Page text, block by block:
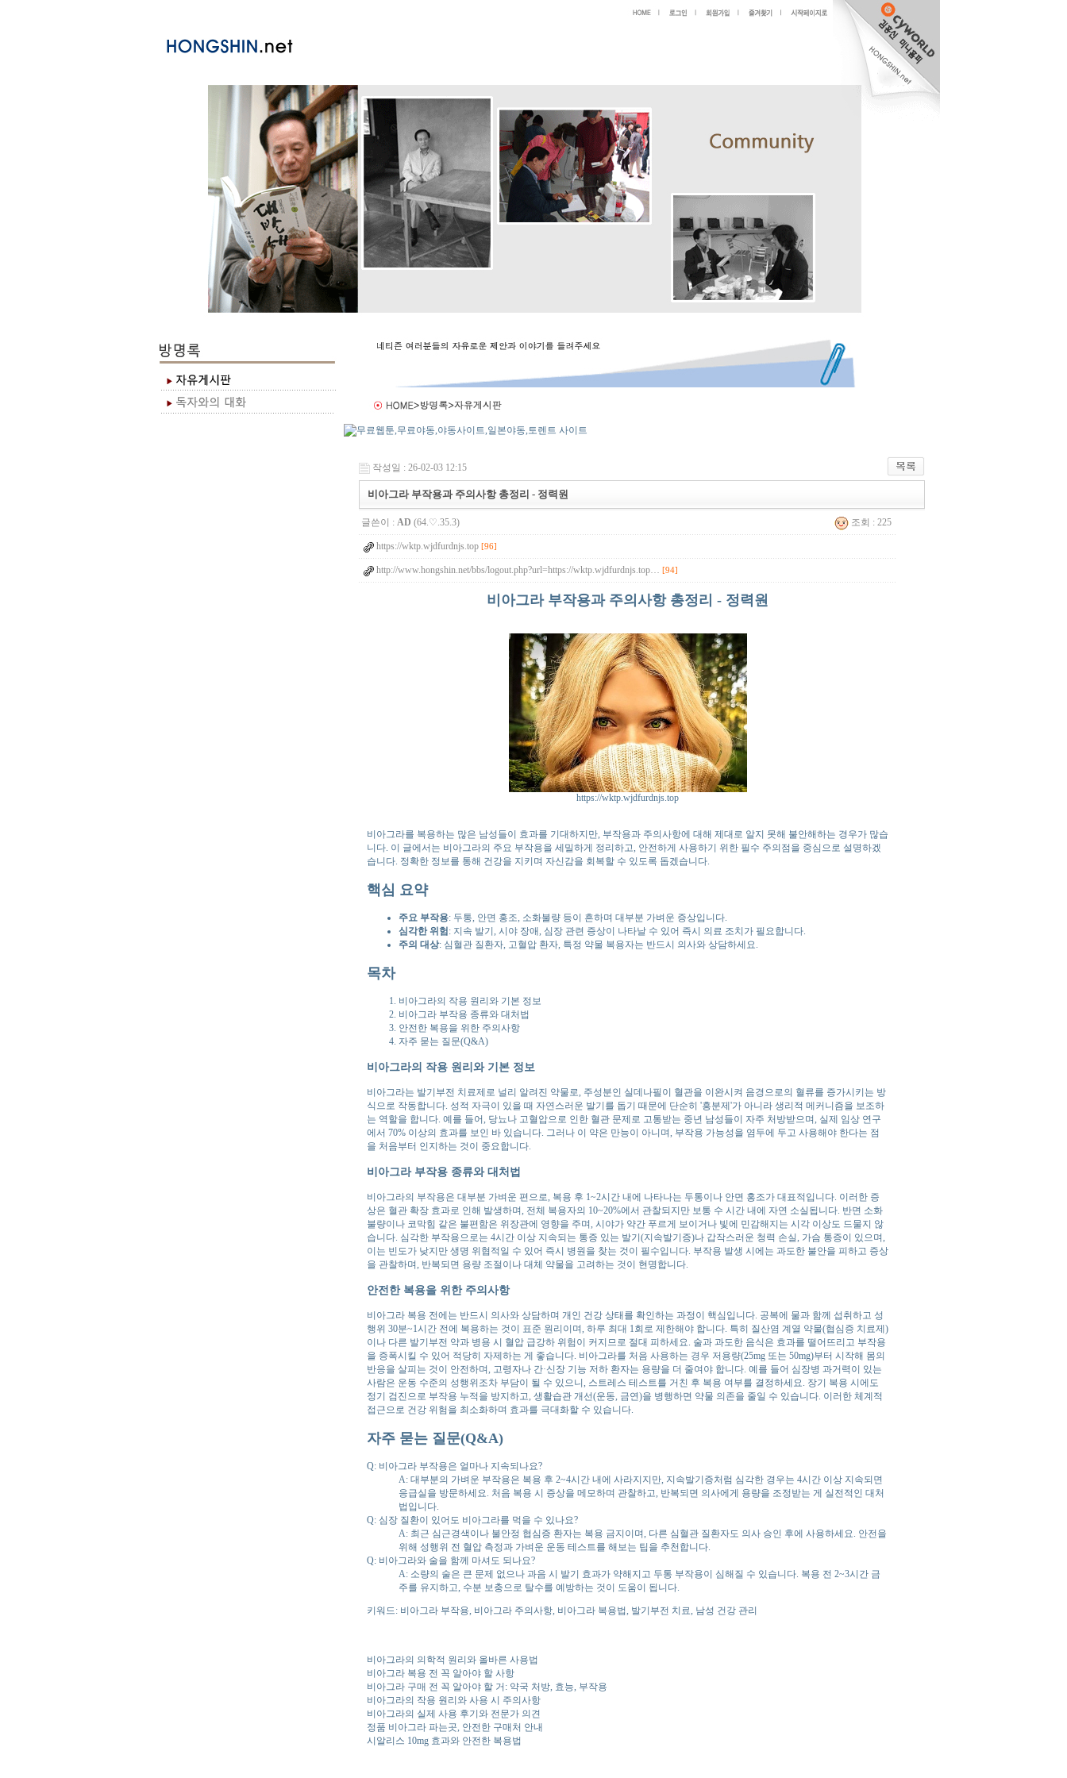
작성일 : 26-02-03 12:15
비아그라 부작용과 주의사항 총정리 - 정력원
글쓴이 : AD (64.♡.35.3) 조회 : 225
https://wktp.wjdfurdnjs.top [96]
http://www.hongshin.net/bbs/logout.php?url=https://wktp.wjdfurdnjs.top… [94]
비아그라 부작용과 주의사항 총정리 - 정력원
https://wktp.wjdfurdnjs.top
비아그라를 복용하는 많은 남성들이 효과를 기대하지만, 부작용과 주의사항에 대해 제대로 알지 못해 불안해하는 경우가 많습
니다. 이 글에서는 비아그라의 주요 부작용을 세밀하게 정리하고, 안전하게 사용하기 위한 필수 주의점을 중심으로 설명하겠
습니다. 정확한 정보를 통해 건강을 지키며 자신감을 회복할 수 있도록 돕겠습니다.
핵심 요약
주요 부작용: 두통, 안면 홍조, 소화불량 등이 흔하며 대부분 가벼운 증상입니다.
심각한 위험: 지속 발기, 시야 장애, 심장 관련 증상이 나타날 수 있어 즉시 의료 조치가 필요합니다.
주의 대상: 심혈관 질환자, 고혈압 환자, 특정 약물 복용자는 반드시 의사와 상담하세요.
목차
비아그라의 작용 원리와 기본 정보
비아그라 부작용 종류와 대처법
안전한 복용을 위한 주의사항
자주 묻는 질문(Q&A)
비아그라의 작용 원리와 기본 정보
비아그라는 발기부전 치료제로 널리 알려진 약물로, 주성분인 실데나필이 혈관을 이완시켜 음경으로의 혈류를 증가시키는 방
식으로 작동합니다. 성적 자극이 있을 때 자연스러운 발기를 돕기 때문에 단순히 '흥분제'가 아니라 생리적 메커니즘을 보조하
는 역할을 합니다. 예를 들어, 당뇨나 고혈압으로 인한 혈관 문제로 고통받는 중년 남성들이 자주 처방받으며, 실제 임상 연구
에서 70% 이상의 효과를 보인 바 있습니다. 그러나 이 약은 만능이 아니며, 부작용 가능성을 염두에 두고 사용해야 한다는 점
을 처음부터 인지하는 것이 중요합니다.
비아그라 부작용 종류와 대처법
비아그라의 부작용은 대부분 가벼운 편으로, 복용 후 1~2시간 내에 나타나는 두통이나 안면 홍조가 대표적입니다. 이러한 증
상은 혈관 확장 효과로 인해 발생하며, 전체 복용자의 10~20%에서 관찰되지만 보통 수 시간 내에 자연 소실됩니다. 반면 소화
불량이나 코막힘 같은 불편함은 위장관에 영향을 주며, 시야가 약간 푸르게 보이거나 빛에 민감해지는 시각 이상도 드물지 않
습니다. 심각한 부작용으로는 4시간 이상 지속되는 통증 있는 발기(지속발기증)나 갑작스러운 청력 손실, 가슴 통증이 있으며,
이는 빈도가 낮지만 생명 위협적일 수 있어 즉시 병원을 찾는 것이 필수입니다. 부작용 발생 시에는 과도한 불안을 피하고 증상
을 관찰하며, 반복되면 용량 조절이나 대체 약물을 고려하는 것이 현명합니다.
안전한 복용을 위한 주의사항
비아그라 복용 전에는 반드시 의사와 상담하며 개인 건강 상태를 확인하는 과정이 핵심입니다. 공복에 물과 함께 섭취하고 성
행위 30분~1시간 전에 복용하는 것이 표준 원리이며, 하루 최대 1회로 제한해야 합니다. 특히 질산염 계열 약물(협심증 치료제)
이나 다른 발기부전 약과 병용 시 혈압 급강하 위험이 커지므로 절대 피하세요. 술과 과도한 음식은 효과를 떨어뜨리고 부작용
을 증폭시킬 수 있어 적당히 자제하는 게 좋습니다. 비아그라를 처음 사용하는 경우 저용량(25mg 또는 50mg)부터 시작해 몸의
반응을 살피는 것이 안전하며, 고령자나 간·신장 기능 저하 환자는 용량을 더 줄여야 합니다. 예를 들어 심장병 과거력이 있는
사람은 운동 수준의 성행위조차 부담이 될 수 있으니, 스트레스 테스트를 거친 후 복용 여부를 결정하세요. 장기 복용 시에도
정기 검진으로 부작용 누적을 방지하고, 생활습관 개선(운동, 금연)을 병행하면 약물 의존을 줄일 수 있습니다. 이러한 체계적
접근으로 건강 위험을 최소화하며 효과를 극대화할 수 있습니다.
자주 묻는 질문(Q&A)
Q: 비아그라 부작용은 얼마나 지속되나요?
A: 대부분의 가벼운 부작용은 복용 후 2~4시간 내에 사라지지만, 지속발기증처럼 심각한 경우는 4시간 이상 지속되면
응급실을 방문하세요. 처음 복용 시 증상을 메모하며 관찰하고, 반복되면 의사에게 용량을 조정받는 게 실전적인 대처
법입니다.
Q: 심장 질환이 있어도 비아그라를 먹을 수 있나요?
A: 최근 심근경색이나 불안정 협심증 환자는 복용 금지이며, 다른 심혈관 질환자도 의사 승인 후에 사용하세요. 안전을
위해 성행위 전 혈압 측정과 가벼운 운동 테스트를 해보는 팁을 추천합니다.
Q: 비아그라와 술을 함께 마셔도 되나요?
A: 소량의 술은 큰 문제 없으나 과음 시 발기 효과가 약해지고 두통 부작용이 심해질 수 있습니다. 복용 전 2~3시간 금
주를 유지하고, 수분 보충으로 탈수를 예방하는 것이 도움이 됩니다.
키워드: 비아그라 부작용, 비아그라 주의사항, 비아그라 복용법, 발기부전 치료, 남성 건강 관리
비아그라의 의학적 원리와 올바른 사용법
비아그라 복용 전 꼭 알아야 할 사항
비아그라 구매 전 꼭 알아야 할 거: 약국 처방, 효능, 부작용
비아그라의 작용 원리와 사용 시 주의사항
비아그라의 실제 사용 후기와 전문가 의견
정품 비아그라 파는곳, 안전한 구매처 안내
시알리스 10mg 효과와 안전한 복용법